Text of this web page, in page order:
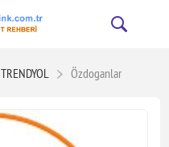
TRENDYOL Özdoganlar